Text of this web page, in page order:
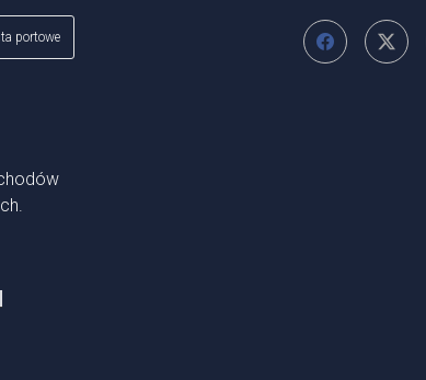
portowe